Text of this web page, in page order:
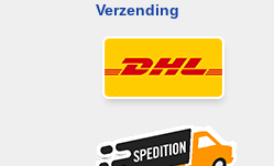
Verzending